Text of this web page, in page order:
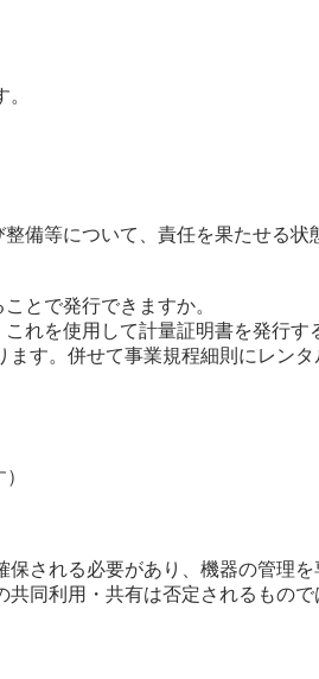
備等について、責任を果たせる状
とで発行できますか。
れを使用して計量証明書を発行す
す。併せて事業規程細則にレン
される必要があり、機器の管理
同利用・共有は否定されるもの